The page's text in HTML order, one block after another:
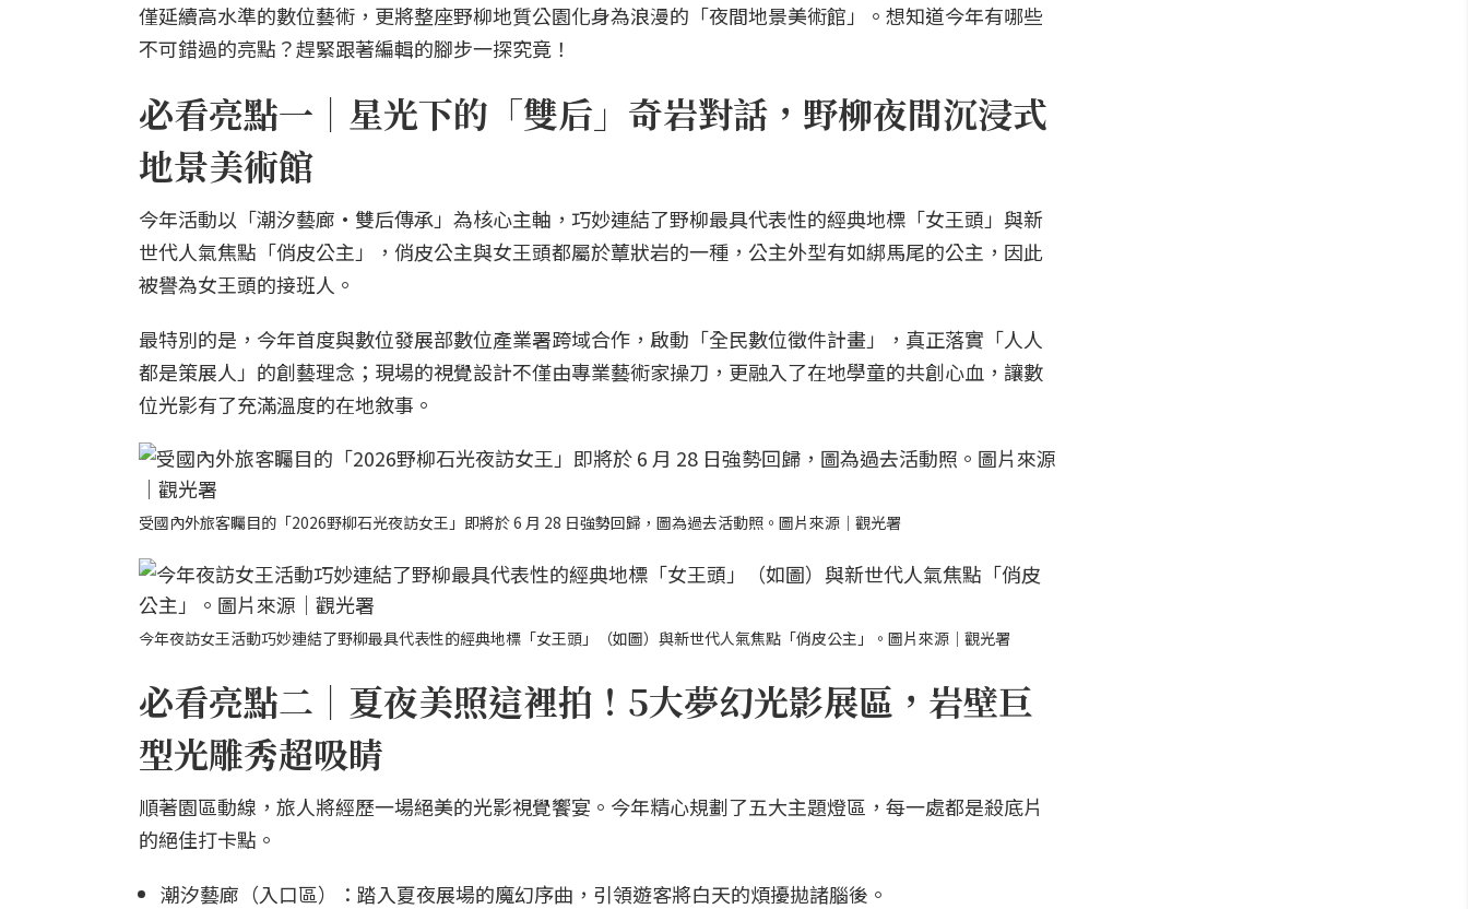
僅延續高水準的數位藝術，更將整座野柳地質公園化身為浪漫的「夜間地景美術館」。想知道今年有哪些
不可錯過的亮點？趕緊跟著編輯的腳步一探究竟！
必看亮點一｜星光下的「雙后」奇岩對話，野柳夜間沉浸式
地景美術館
今年活動以「潮汐藝廊·雙后傳承」為核心主軸，巧妙連結了野柳最具代表性的經典地標「女王頭」與新
世代人氣焦點「俏皮公主」，俏皮公主與女王頭都屬於蕈狀岩的一種，公主外型有如綁馬尾的公主，因此
被譽為女王頭的接班人。
最特別的是，今年首度與數位發展部數位產業署跨域合作，啟動「全民數位徵件計畫」，真正落實「人人
都是策展人」的創藝理念；現場的視覺設計不僅由專業藝術家操刀，更融入了在地學童的共創心血，讓數
位光影有了充滿溫度的在地敘事。
受國內外旅客矚目的「2026野柳石光夜訪女王」即將於 6 月 28 日強勢回歸，圖為過去活動照。圖片來源｜觀光署
今年夜訪女王活動巧妙連結了野柳最具代表性的經典地標「女王頭」（如圖）與新世代人氣焦點「俏皮公主」。圖片來源｜觀光署
必看亮點二｜夏夜美照這裡拍！5大夢幻光影展區，岩壁巨
型光雕秀超吸睛
順著園區動線，旅人將經歷一場絕美的光影視覺饗宴。今年精心規劃了五大主題燈區，每一處都是殺底片
的絕佳打卡點。
潮汐藝廊（入口區）：踏入夏夜展場的魔幻序曲，引領遊客將白天的煩擾拋諸腦後。